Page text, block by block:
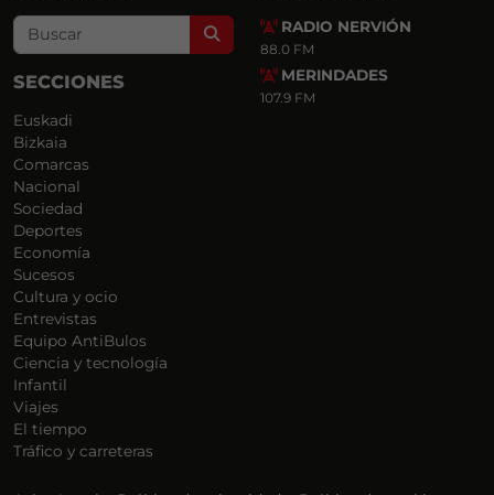
Search
SECCIONES
Euskadi
Bizkaia
Comarcas
Nacional
Sociedad
Deportes
Economía
Sucesos
Cultura y ocio
Entrevistas
Equipo AntiBulos
Ciencia y tecnología
Infantil
Viajes
El tiempo
Tráfico y carreteras
RADIO NERVIÓN
88.0 FM
MERINDADES
107.9 FM